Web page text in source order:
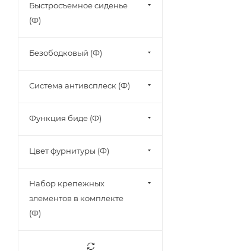
Быстросъемное сиденье
(Ф)
Безободковый (Ф)
Система антивсплеск (Ф)
Функция биде (Ф)
Цвет фурнитуры (Ф)
Набор крепежных
элементов в комплекте
(Ф)